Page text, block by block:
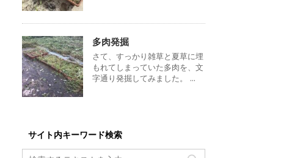
多肉発掘
さて、すっかり雑草と夏草に埋
もれてしまっていた多肉を、文
字通り発掘してみました。 ...
サイト内キーワード検索